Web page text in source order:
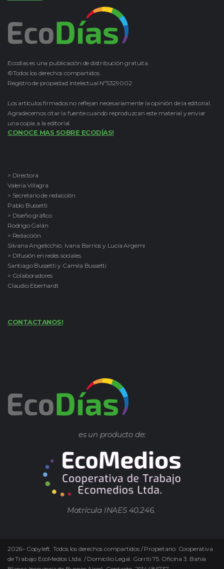
Ecodías es una publicación de distribución gratuita.
©Todos los derechos compartidos.
Registro de propiedad intelectual Nº5329002
Los artículos firmados no reflejan necesariamente la opinión de la editorial.
Agradecemos citar la fuente cuando reproduzcan este material y enviar
una copia a la editorial.
CONOCE MAS SOBRE ECODÍAS!
> Directora
Valeria Villagra
> Secretario de redacción
Pablo Bussetti
> Diseño gráfico
Rodrigo Galán
> Redacción
Silvana Angelicchio, Ivana Barrios y Lucía Argemi
> Difusión en redes sociales
Santiago Bussetti y Camila Bussetti
> Colaboradores
Claudio Eberhardt
CONTACTANOS!
es un producto de:
Matrícula INAES 40.246.
2026– Copyleft. Todos los derechos compartidos / Propietario: Cooperativa
de Trabajo EcoMedios Ltda. / Domicilio Legal: Gorriti 75. Oficina 3. Bahía